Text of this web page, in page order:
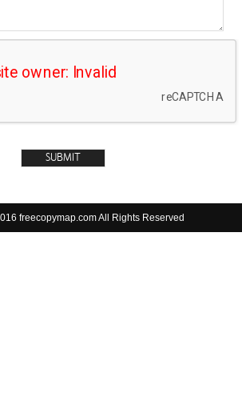
freecopymap.com All Rights Reserved